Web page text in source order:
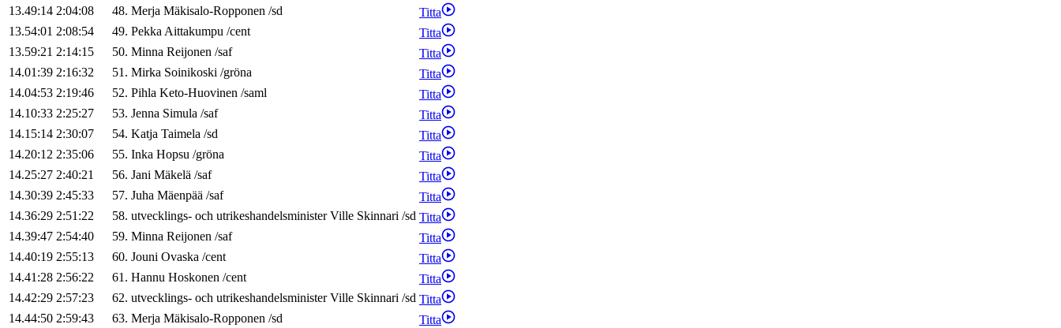
13.49:14 2:04:08 48. Merja Mäkisalo-Ropponen /sd
Titta
13.54:01 2:08:54 49. PekkaAittakumpu /cent
Titta
13.59:21 2:14:15 50. Minna Reijonen /saf
Titta
14.01:39 2:16:32 51. Mirka Soinikoski /gröna
Titta
14.04:53 2:19:46 52. Pihla Keto-Huovinen /saml
Titta
14.10:33 2:25:27 53. Jenna Simula /saf
Titta
14.15:14 2:30:07 54. Katja Taimela /sd
Titta
14.20:12 2:35:06 55. Inka Hopsu /gröna
Titta
14.25:27 2:40:21 56. Jani Mäkelä /saf
Titta
14.30:39 2:45:33 57. Juha Mäenpää /saf
Titta
14.36:29 2:51:22 58. utvecklings- och utrikeshandelsminister Ville Skinnari /sd Titta
14.39:47 2:54:40 59. Minna Reijonen /saf
Titta
14.40:19 2:55:13 60. Jouni Ovaska /cent
Titta
14.41:28 2:56:22 61. Hannu Hoskonen /cent
Titta
14.42:29 2:57:23 62. utvecklings- och utrikeshandelsminister Ville Skinnari /sd Titta
14.44:50 2:59:43 63. Merja Mäkisalo-Ropponen /sd
Titta